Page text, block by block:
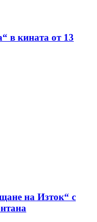
в кината от 13
на Изток“ с